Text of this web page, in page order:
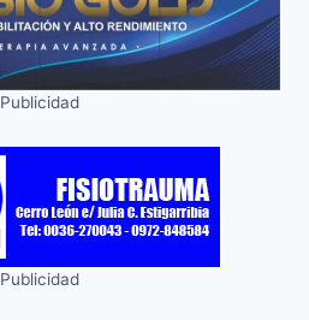
Publicidad
Publicidad